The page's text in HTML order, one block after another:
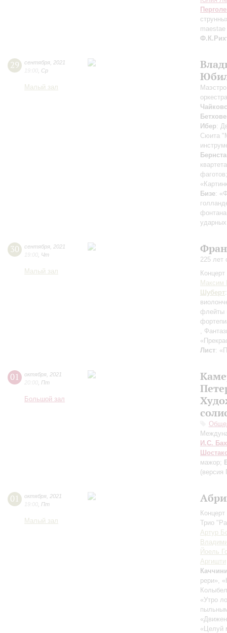
29 сентября 2021
19:00 Ср
Малый зал
Ибер:
Сюита
Бизе:
30 сентября 2021
19:00 Чт
Малый зал
225 лет
Максим
Шуберт
флейты
,
Лист:
01 октября 2021
20:00 Пт
Большой зал
И.С. Бах
мажор;
(версия
01 октября 2021
19:00 Пт
Малый зал
Трио
Артур
Йоель
Аргишти
рери»,
«Утро
«Целуй